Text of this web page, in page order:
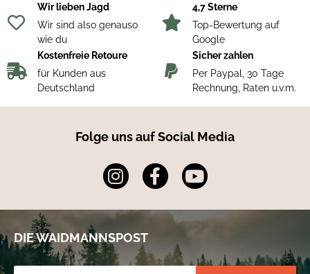
Wir lieben Jagd
Wir sind also genauso
wie du
4,7 Sterne
Top-Bewertung auf
Google
Kostenfreie Retoure
für Kunden aus
Deutschland
Sicher zahlen
Per Paypal, 30 Tage
Rechnung, Raten u.v.m.
Folge uns auf Social Media
DIE WAIDMANNSPOST